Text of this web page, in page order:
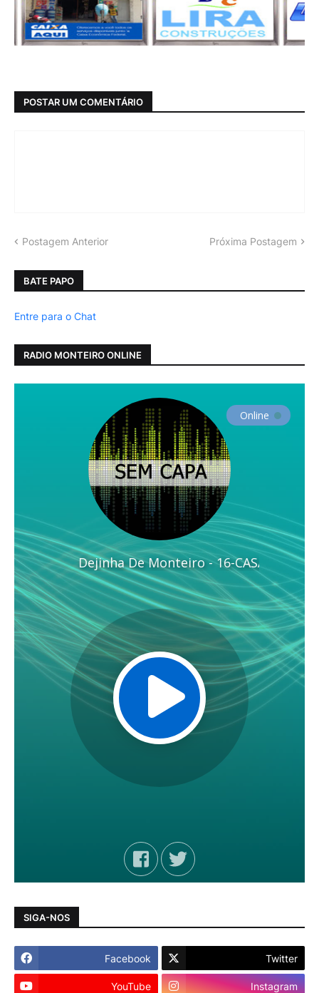
POSTAR UM COMENTÁRIO
Postagem Anterior Próxima Postagem
BATE PAPO
Entre para o Chat
RADIO MONTEIRO ONLINE
SIGA-NOS
Facebook Twitter
YouTube Instagram